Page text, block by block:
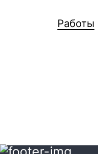
Работы